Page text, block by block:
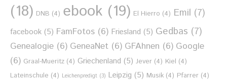
(18) DNB (4) ebook (19) El Hierro (4) Emil (7)
facebook (5) FamFotos (6) Friesland (5) Gedbas (7)
Genealogie (6) GeneaNet (6) GFAhnen (6) Google
(6) Graal-Mueritz (4) Griechenland (5) Jever (4) Kiel (4)
Lateinschule (4) Leichenpredigt (3) Leipzig (5) Musik (4) Pfarrer (4)